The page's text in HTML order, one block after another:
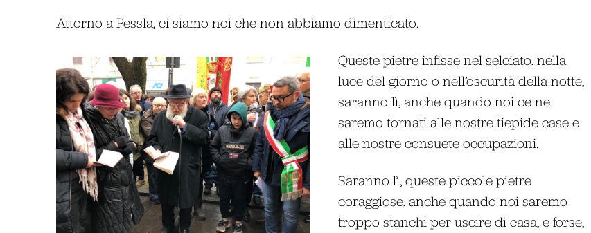
Attorno a Pessla, ci siamo noi che non abbiamo dimenticato.
Queste pietre infisse nel selciato, nella
luce del giorno o nell’oscurità della notte,
saranno lì, anche quando noi ce ne
saremo tornati alle nostre tiepide case e
alle nostre consuete occupazioni.
Saranno lì, queste piccole pietre
coraggiose, anche quando noi saremo
troppo stanchi per uscire di casa, e forse,